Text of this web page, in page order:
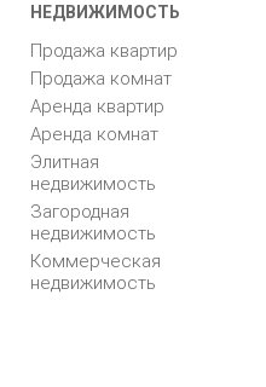
НЕДВИЖИМОСТЬ
Продажа квартир
Продажа комнат
Аренда квартир
Аренда комнат
Элитная
недвижимость
Загородная
недвижимость
Коммерческая
недвижимость